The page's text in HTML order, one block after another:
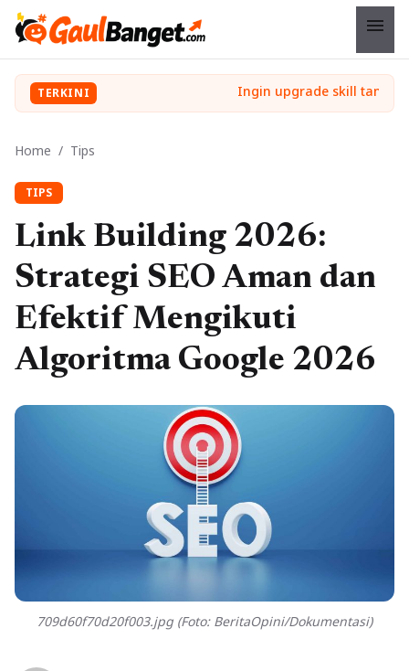
menu
TERKINI
Home / Tips
TIPS
Link Building 2026:
Strategi SEO Aman dan
Efektif Mengikuti
Algoritma Google 2026
709d60f70d20f003.jpg (Foto: BeritaOpini/Dokumentasi)